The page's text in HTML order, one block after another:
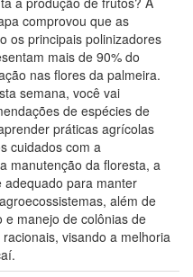
comprovou que as
os principais polinizadores
mais de 90% do
nas flores da palmeira.
semana, você vai
de espécies de
práticas agrícolas
cuidados com a
manutenção da floresta, a
adequado para manter
além de
e manejo de colônias de
visando a melhoria